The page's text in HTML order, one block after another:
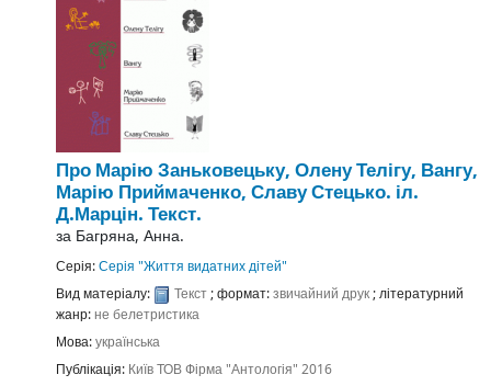
Про Марію Заньковецьку, Олену Телігу, Вангу,
Марію Приймаченко, Славу Стецько. іл.
Д.Марцін. Текст.
за Багряна, Анна.
Серія:Серія "Життя видатних дітей"
Вид матеріалу:
Текст; формат:звичайний друк; літературний
жанр:не белетристика
Мова:українська
Публікація: КиївТОВ Фірма "Антологія" 2016